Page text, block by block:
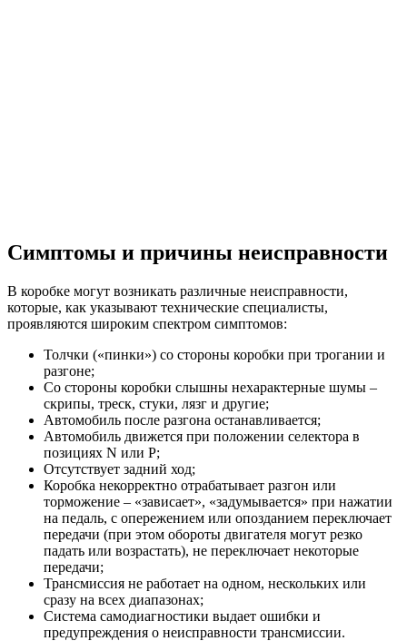
Симптомы и причины неисправности
В коробке могут возникать различные неисправности,
которые, как указывают технические специалисты,
проявляются широким спектром симптомов:
Толчки («пинки») со стороны коробки при трогании и
разгоне;
Со стороны коробки слышны нехарактерные шумы –
скрипы, треск, стуки, лязг и другие;
Автомобиль после разгона останавливается;
Автомобиль движется при положении селектора в
позициях N или P;
Отсутствует задний ход;
Коробка некорректно отрабатывает разгон или
торможение – «зависает», «задумывается» при нажатии
на педаль, с опережением или опозданием переключает
передачи (при этом обороты двигателя могут резко
падать или возрастать), не переключает некоторые
передачи;
Трансмиссия не работает на одном, нескольких или
сразу на всех диапазонах;
Система самодиагностики выдает ошибки и
предупреждения о неисправности трансмиссии.